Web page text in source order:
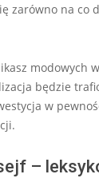
zarówno na co
modowych
będzie
w
–